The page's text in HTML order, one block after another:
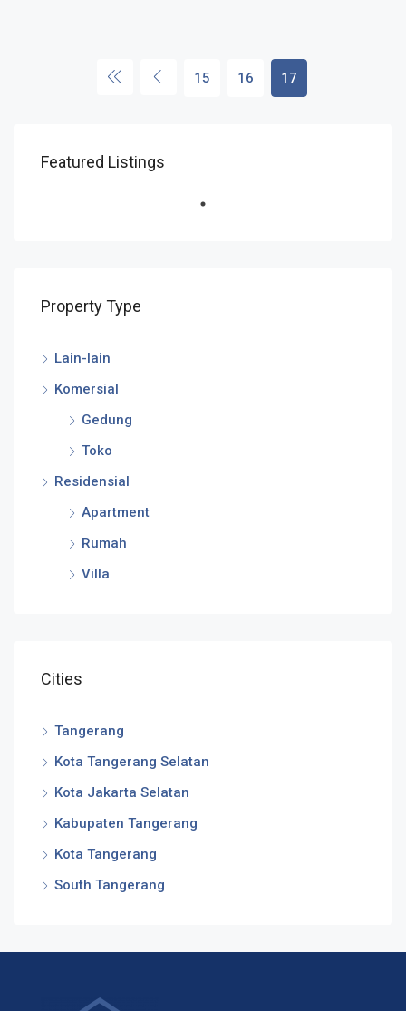
15 16 17
Featured Listings
Property Type
Lain-lain
Komersial
Gedung
Toko
Residensial
Apartment
Rumah
Villa
Cities
Tangerang
Kota Tangerang Selatan
Kota Jakarta Selatan
Kabupaten Tangerang
Kota Tangerang
South Tangerang